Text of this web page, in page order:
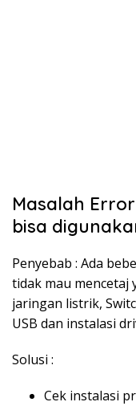
Masalah
bisa
Penyebab : Ada
tidak mau
jaringan listrik,
USB dan instalasi
Solusi :
Cek instalasi